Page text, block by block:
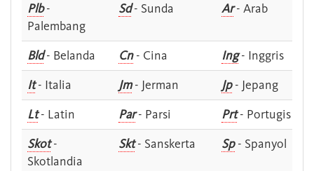
Plb-
Palembang
Sd- Sunda Ar- Arab
Bld- Belanda Cn- Cina Ing- Inggris
It- Italia Jm- Jerman Jp- Jepang
Lt- Latin Par- Parsi Prt- Portugis
Skot-
Skotlandia
Skt- Sanskerta Sp- Spanyol